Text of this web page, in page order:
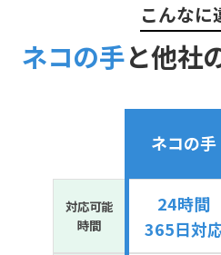
こんなに
ネコの手と他社
ネコの手
対応可能
時間
24時間
365日対